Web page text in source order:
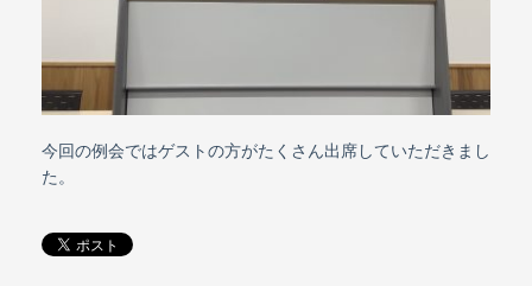
今回の例会ではゲストの方がたくさん出席していただきまし
た。